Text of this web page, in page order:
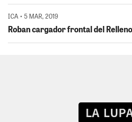
ICA • 5 MAR, 2019
Roban cargador frontal del